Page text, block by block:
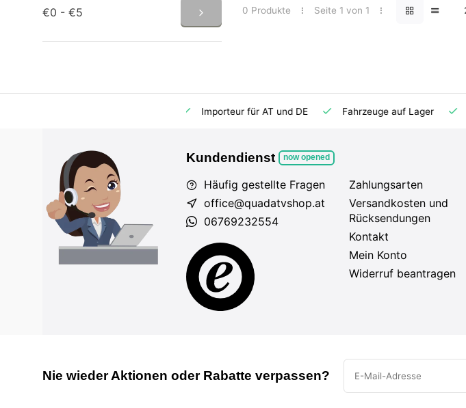
€0 - €5 0 Produkte Seite 1 von 1
Fahrzeuge auf Lager Ersatzteilversorgung
Kundendienst now opened
Häufig gestellte Fragen
office@quadatvshop.at
06769232554
Zahlungsarten
Versandkosten und
Rücksendungen
Kontakt
Mein Konto
Widerruf beantragen
Nie wieder Aktionen oder Rabatte verpassen?